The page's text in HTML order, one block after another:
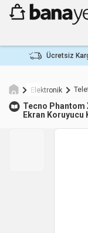
Ücretsiz
Elektronik
Tecno Phantom
Ekran Koruyucu